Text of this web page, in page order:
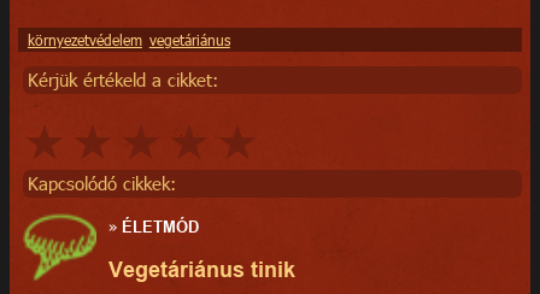
környezetvédelem vegetáriánus
Kérjük értékeld a cikket:
Kapcsolódó cikkek:
» ÉLETMÓD
Vegetáriánus tinik